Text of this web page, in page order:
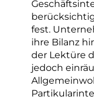
fest.
ihre Bilanz
der Lektüre
jedoch